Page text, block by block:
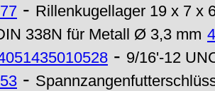
- Rillenkugellager 19 x 7 x
338N für Metall Ø 3,3 mm
- 9/16'-12
-